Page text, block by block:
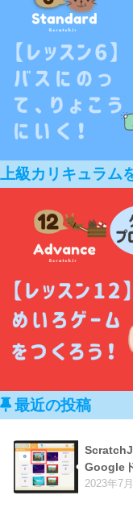
上級カリキュラム
最近の投稿
Google
2023年7